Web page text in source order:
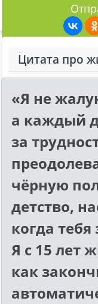
Цитата про
«Я не
а каждый
за
чёрную
детство,
когда тебя
Я с 15 лет
как